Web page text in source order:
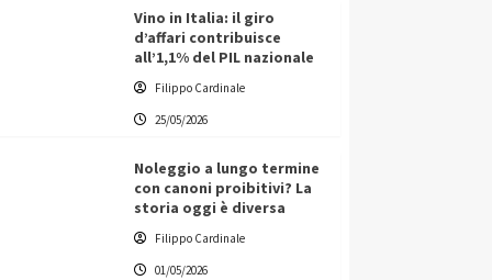
Vino in Italia: il giro
d’affari contribuisce
all’1,1% del PIL nazionale
Filippo Cardinale
25/05/2026
Noleggio a lungo termine
con canoni proibitivi? La
storia oggi è diversa
Filippo Cardinale
01/05/2026